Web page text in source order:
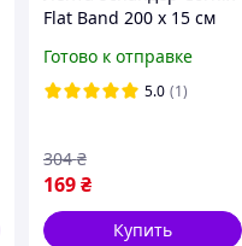
Flat Band 200 х 15 cм
реабилитации 25 кг XR-
0084
Готово к отправке
5.0 (1)
169 ₴
304 ₴
Купить